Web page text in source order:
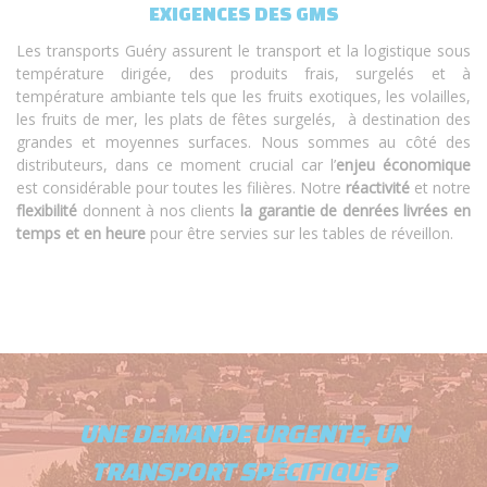
EXIGENCES DES GMS
Les transports Guéry assurent le transport et la logistique sous
température dirigée, des produits frais, surgelés et à
température ambiante tels que les fruits exotiques, les volailles,
les fruits de mer, les plats de fêtes surgelés, à destination des
grandes et moyennes surfaces. Nous sommes au côté des
distributeurs, dans ce moment crucial car l’enjeu économique
est considérable pour toutes les filières. Notre réactivité et notre
flexibilité donnent à nos clients la garantie de denrées livrées en
temps et en heure pour être servies sur les tables de réveillon.
UNE DEMANDE URGENTE, UN
TRANSPORT SPÉCIFIQUE ?